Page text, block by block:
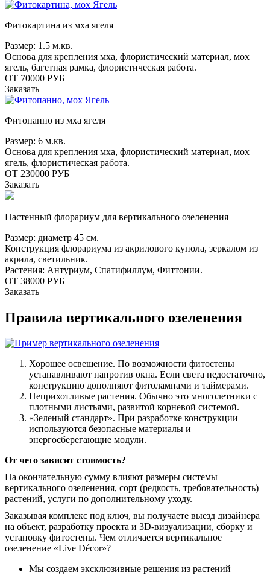
Фитокартина из мха ягеля
Размер: 1.5 м.кв.
Основа для крепления мха, флористический материал, мох
ягель, багетная рамка, флористическая работа.
ОТ 70000 РУБ
Заказать
Фитопанно из мха ягеля
Размер: 6 м.кв.
Основа для крепления мха, флористический материал, мох
ягель, флористическая работа.
ОТ 230000 РУБ
Заказать
Настенный флорариум для вертикального озеленения
Размер: диаметр 45 см.
Конструкция флорариума из акрилового купола, зеркалом из
акрила, светильник.
Растения: Антуриум, Спатифиллум, Фиттонии.
ОТ 38000 РУБ
Заказать
Правила вертикального озеленения
Хорошее освещение. По возможности фитостены
устанавливают напротив окна. Если света недостаточно,
конструкцию дополняют фитолампами и таймерами.
Неприхотливые растения. Обычно это многолетники с
плотными листьями, развитой корневой системой.
«Зеленый стандарт». При разработке конструкции
используются безопасные материалы и
энергосберегающие модули.
От чего зависит стоимость?
На окончательную сумму влияют размеры системы
вертикального озеленения, сорт (редкость, требовательность)
растений, услуги по дополнительному уходу.
Заказывая комплекс под ключ, вы получаете выезд дизайнера
на объект, разработку проекта и 3D-визуализации, сборку и
установку фитостены. Чем отличается вертикальное
озеленение «Live Décor»?
Мы создаем эксклюзивные решения из растений